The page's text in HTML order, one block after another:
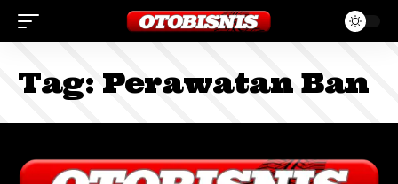
Tag: Perawatan Ban